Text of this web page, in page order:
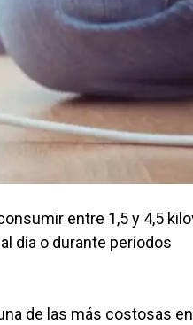
entre 1,5 y 4,5
día o durante períodos
de las más costosas en